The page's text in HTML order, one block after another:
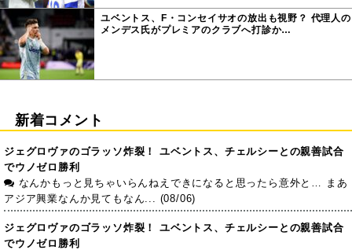
ユベントス、F・コンセイサオの放出も視野？ 代理人の
メンデス氏がプレミアのクラブへ打診か…
新着コメント
ジェグロヴァのゴラッソ炸裂！ ユベントス、チェルシーとの親善試合
でウノゼロ勝利
なんかもっと見ちゃいらんねえできになると思ったら意外と… まあ
アジア興業なんか見てもなん... (08/06)
ジェグロヴァのゴラッソ炸裂！ ユベントス、チェルシーとの親善試合
でウノゼロ勝利